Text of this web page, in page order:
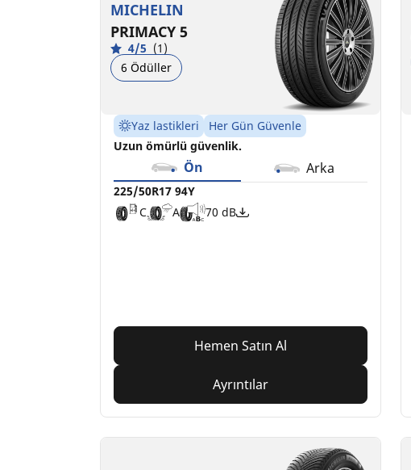
MICHELIN
PRIMACY 5
4/5 (1)
6 Ödüller
Yaz lastikleri
Her Gün Güvenle
Uzun ömürlü güvenlik.
Ön Arka
225/50R17 94Y
C
A 70 dB
Hemen Satın Al
Ayrıntılar